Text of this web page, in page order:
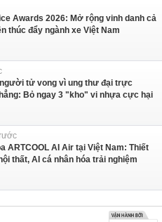
Awards 2026: Mở rộng vinh danh cả
thúc đẩy ngành xe Việt Nam
tử vong vì ung thư đại trực
Bỏ ngay 3 "kho" vi nhựa cực hại
ARTCOOL AI Air tại Việt Nam: Thiết
thất, AI cá nhân hóa trải nghiệm